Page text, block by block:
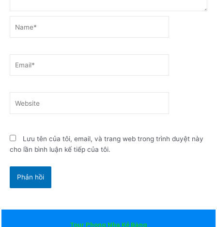
Lưu tên của tôi, email, và trang web trong trình duyệt này
cho lần bình luận kế tiếp của tôi.
Tour Phong Nha Kẻ Bàng